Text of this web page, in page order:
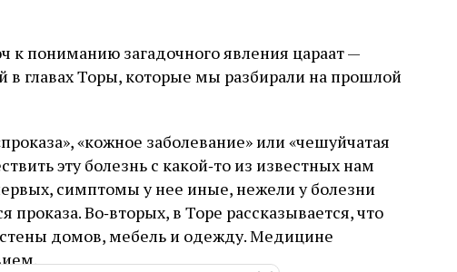
к пониманию загадочного явления цараат —
в главах Торы, которые мы разбирали на прошлой
«кожное заболевание» или «чешуйчатая
эту болезнь с какой‑то из известных нам
симптомы у нее иные, нежели у болезни
проказа. Во‑вторых, в Торе рассказывается, что
домов, мебель и одежду. Медицине